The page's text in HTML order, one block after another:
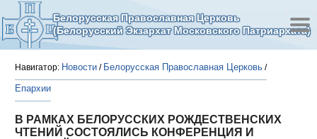
Белорусская Православная Церковь
(Белорусский Экзархат Московского Патриархата)
Навигатор: Новости / Белорусская Православная Церковь /
Епархии
В РАМКАХ БЕЛОРУССКИХ РОЖДЕСТВЕНСКИХ
ЧТЕНИЙ СОСТОЯЛИСЬ КОНФЕРЕНЦИЯ И